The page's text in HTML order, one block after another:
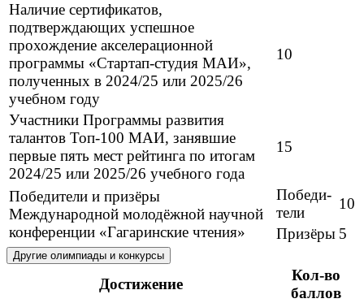
Наличие сертификатов,
подтверждающих успешное
прохождение акселерационной
программы «Стартап-студия МАИ»,
полученных в 2024/25 или 2025/26
учебном году
10
Участники Программы развития
талантов Топ-100 МАИ, занявшие
первые пять мест рейтинга по итогам
2024/25 или 2025/26 учебного года
15
Победители и призёры
Международной молодёжной научной
конференции «Гагаринские чтения»
Победи-
тели
10
Призёры 5
Другие олимпиады и конкурсы
Достижение
Кол-во
баллов